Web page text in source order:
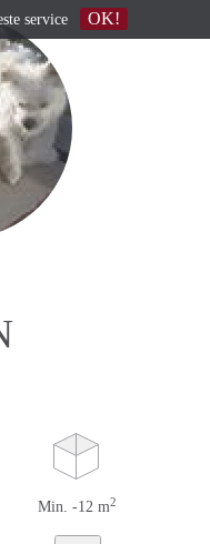
Min. -12 m2
service OK!